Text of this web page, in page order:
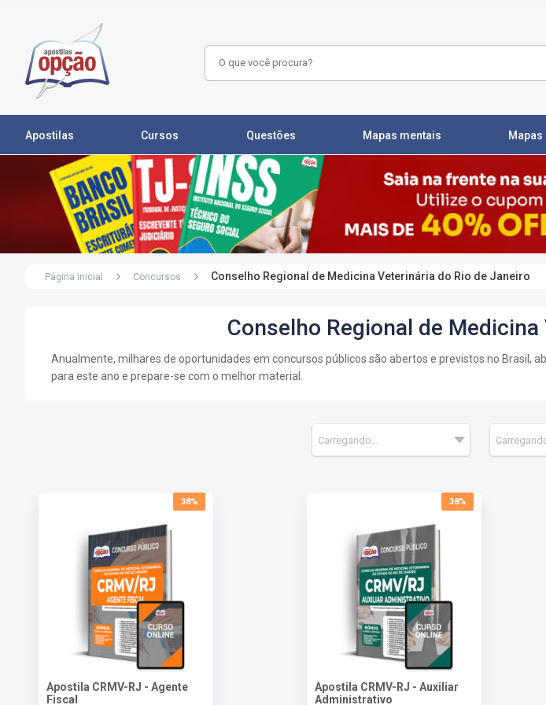
Apostilas Cursos Questões Mapas mentais Mapas
Página inicial Concursos Conselho Regional de Medicina Veterinária do Rio de Janeiro
Conselho Regional de
Anualmente, milhares de oportunidades em concursos públicos são abertos e previstos no Brasil,
para este ano e prepare-se com o melhor material.
38%
Apostila CRMV-RJ - Agente
Fiscal
38%
Apostila CRMV-RJ - Auxiliar
Administrativo